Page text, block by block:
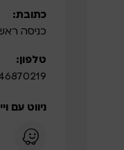
כתובת:
כניסה
טלפון:
| 0522390200
ניווט עם